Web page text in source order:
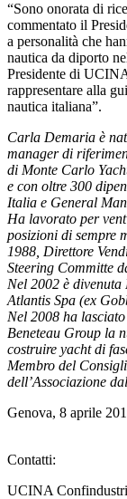
“Sono onorata di
commentato il
a personalità che
nautica da diporto
Presidente di
rappresentare alla
nautica italiana”.
Carla Demaria è
manager di
di Monte Carlo
e con oltre 300
Italia e General
Ha lavorato per
posizioni di sempre
1988, Direttore
Steering Committe
Nel 2002 è divenuta
Atlantis Spa (ex
Nel 2008 ha
Beneteau Group la
costruire yacht di
Membro del
dell’Associazione
Genova, 8 aprile
Contatti:
UCINA